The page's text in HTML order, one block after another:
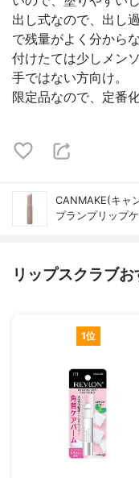
出し式なので、出し
で残量がよく分から
付けたては少しメン
手ではない方向け。
限定品なので、定番
CANMAKE(キャ
プランプリップ
リップスクラブ
1位